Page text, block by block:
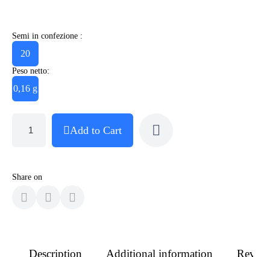
Semi in confezione :
20
Peso netto:
0,16 g
Add to Cart
Share on
Description Additional information